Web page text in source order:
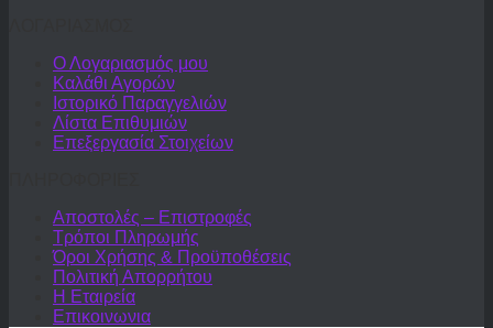
Ο Λογαριασμός μου
Καλάθι Αγορών
Ιστορικό Παραγγελιών
Λίστα Επιθυμιών
Επεξεργασία Στοιχείων
Αποστολές – Επιστροφές
Τρόποι Πληρωμής
Όροι Χρήσης & Προϋποθέσεις
Πολιτική Απορρήτου
Η Εταιρεία
Επικοινωνια